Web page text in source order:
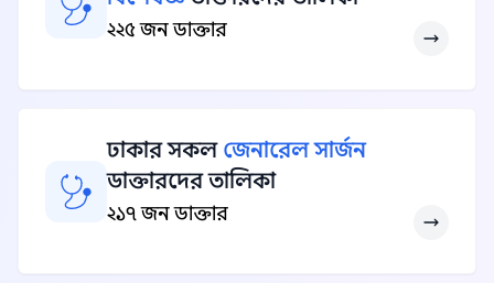
২২৫ জন ডাক্তার
ঢাকার সকল জেনারেল সার্জন
ডাক্তারদের তালিকা
২১৭ জন ডাক্তার